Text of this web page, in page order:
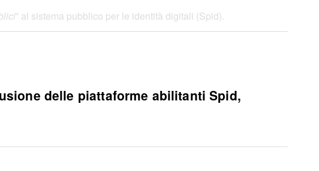
” al sistema pubblico per le identità digitali (Spid).
delle piattaforme abilitanti Spid,